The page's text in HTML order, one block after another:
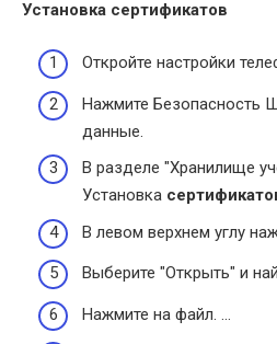
Установка сертификатов
Откройте настройки
Нажмите Безопасность
данные.
В разделе "Хранилище
Установка
В левом верхнем углу
Выберите "Открыть" и
Нажмите на файл. …